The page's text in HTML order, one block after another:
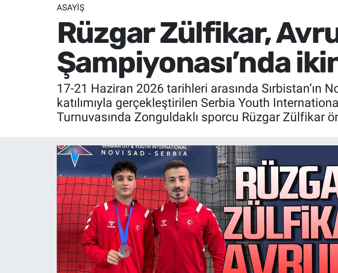
ASAYİŞ
Rüzgar Zülfikar,
Şampiyonası’nda
17-21 Haziran 2026 tarihleri arasında Sırbistan’ın
katılımıyla gerçekleştirilen Serbia Youth
Turnuvasında Zonguldaklı sporcu Rüzgar Zülfikar